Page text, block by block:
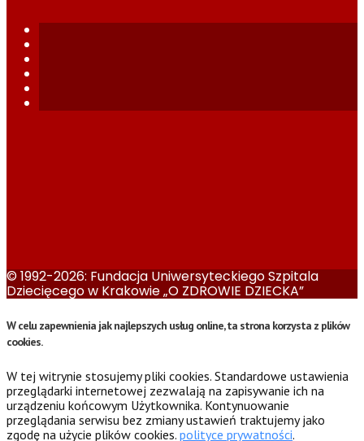
© 1992-2026: Fundacja Uniwersyteckiego Szpitala
Dziecięcego w Krakowie „O ZDROWIE DZIECKA”
W celu zapewnienia jak najlepszych usług online, ta strona korzysta z plików
cookies.
W tej witrynie stosujemy pliki cookies. Standardowe ustawienia
przeglądarki internetowej zezwalają na zapisywanie ich na
urządzeniu końcowym Użytkownika. Kontynuowanie
przeglądania serwisu bez zmiany ustawień traktujemy jako
zgodę na użycie plików cookies. polityce prywatności.